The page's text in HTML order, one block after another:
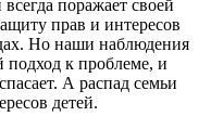
поражает своей
прав и интересов
Но наши наблюдения
подход к проблеме, и
А распад семьи
детей.